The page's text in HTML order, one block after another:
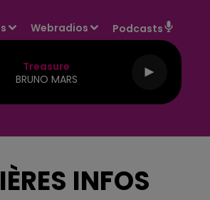
Webradios Podcasts
Treasure
BRUNO MARS
INFOS